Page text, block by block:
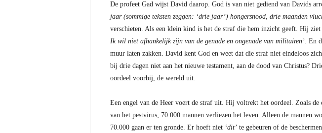
De profeet Gad wijst David daarop. God is van niet gediend van Davids
jaar (sommige teksten zeggen: ‘drie jaar’) hongersnood, drie maanden
verschieten. Als een klein kind is het de straf die hem inzicht geeft. Hij
Ik wil niet afhankelijk zijn van de genade en ongenade van militairen’. En
muur laten zakken. David kent God en weet dat die straf niet eindeloos
bij drie dagen niet aan het nieuwe testament, aan de dood van Christus?
oordeel voorbij, de wereld uit.
Een engel van de Heer voert de straf uit. Hij voltrekt het oordeel. Zoals
van het pestvirus; 70.000 mannen verliezen het leven. Alleen de mannen
70.000 gaan er ten gronde. Er hoeft niet ‘dit’ te gebeuren of de